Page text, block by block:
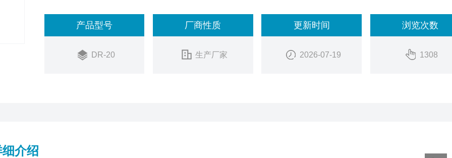
产品型号
DR-20
厂商性质
生产厂家
更新时间
2026-07-19
浏览次数
1308
介绍